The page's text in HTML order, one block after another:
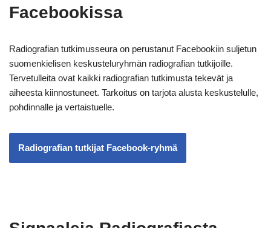
Facebookissa
Radiografian tutkimusseura on perustanut Facebookiin suljetun
suomenkielisen keskusteluryhmän radiografian tutkijoille.
Tervetulleita ovat kaikki radiografian tutkimusta tekevät ja
aiheesta kiinnostuneet. Tarkoitus on tarjota alusta keskustelulle,
pohdinnalle ja vertaistuelle.
Radiografian tutkijat Facebook-ryhmä